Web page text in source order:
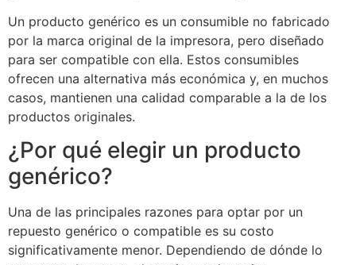
Un producto genérico es un consumible no fabricado
por la marca original de la impresora, pero diseñado
para ser compatible con ella. Estos consumibles
ofrecen una alternativa más económica y, en muchos
casos, mantienen una calidad comparable a la de los
productos originales.
¿Por qué elegir un producto
genérico?
Una de las principales razones para optar por un
repuesto genérico o compatible es su costo
significativamente menor. Dependiendo de dónde lo